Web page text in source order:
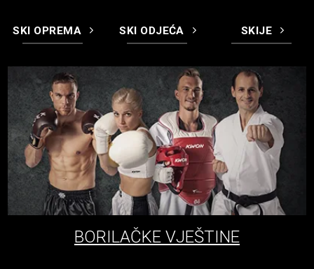
SKI OPREMA SKI ODJEĆA SKIJE
BORILAČKE VJEŠTINE